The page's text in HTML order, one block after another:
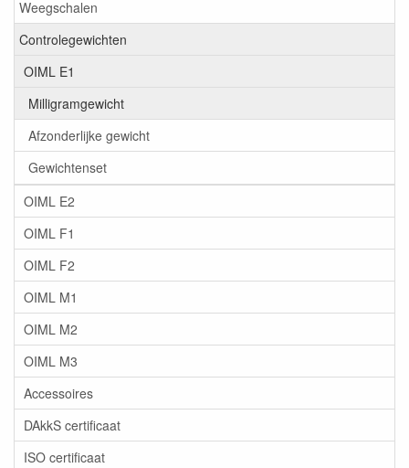
Weegschalen
Controlegewichten
OIML E1
Milligramgewicht
Afzonderlijke gewicht
Gewichtenset
OIML E2
OIML F1
OIML F2
OIML M1
OIML M2
OIML M3
Accessoires
DAkkS certificaat
ISO certificaat